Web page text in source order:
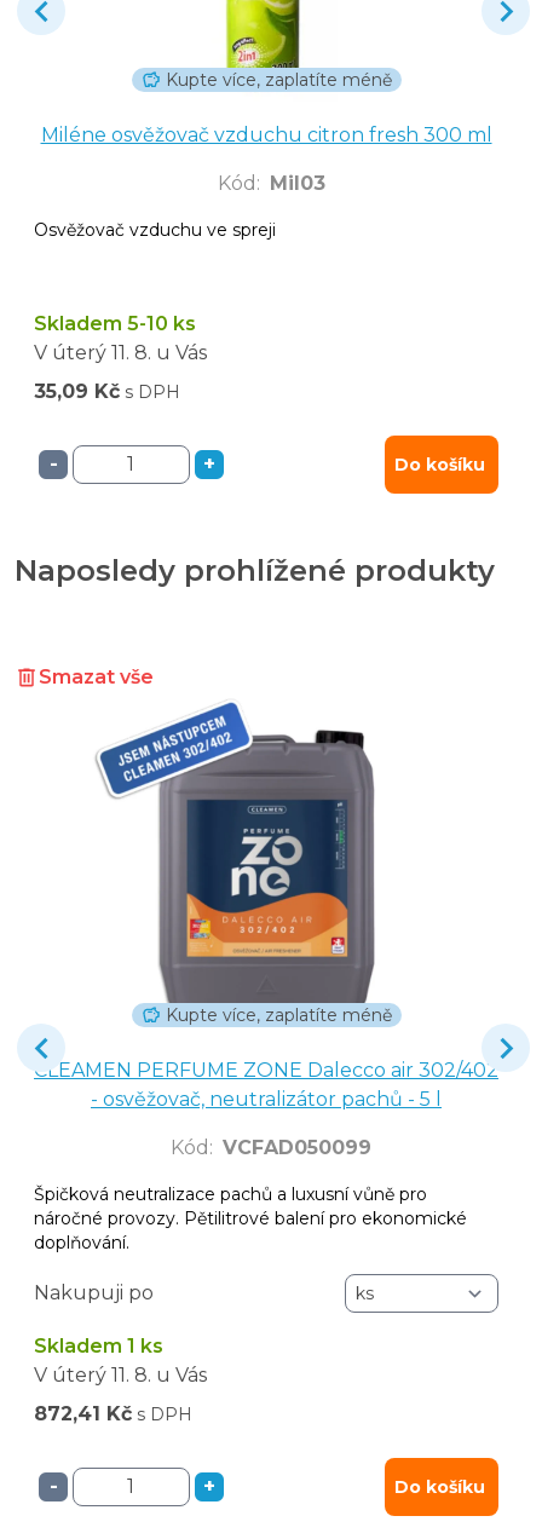
Kupte více, zaplatíte méně
Miléne osvěžovač vzduchu citron fresh 300 ml
Kód : Mil03
Osvěžovač vzduchu ve spreji
Skladem 5-10 ks
V úterý 11. 8. u Vás
35,09 Kč s DPH
- + Do košíku
Naposledy prohlížené produkty
Smazat vše
Kupte více, zaplatíte méně
CLEAMEN PERFUME ZONE Dalecco air 302/402
- osvěžovač, neutralizátor pachů - 5 l
Kód : VCFAD050099
Špičková neutralizace pachů a luxusní vůně pro
náročné provozy. Pětilitrové balení pro ekonomické
doplňování.
Nakupuji po
Skladem 1 ks
V úterý 11. 8. u Vás
872,41 Kč s DPH
- + Do košíku